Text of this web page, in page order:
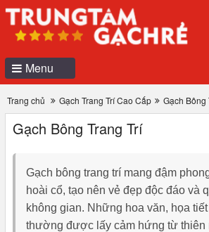
Menu
Trang chủ Gạch Trang Trí Cao Cấp Gạch Bông
Gạch Bông Trang Trí
Gạch bông trang trí mang đậm
hoài cổ, tạo nên vẻ đẹp độc đáo và
không gian. Những hoa văn, họa
thường được lấy cảm hứng từ thiên